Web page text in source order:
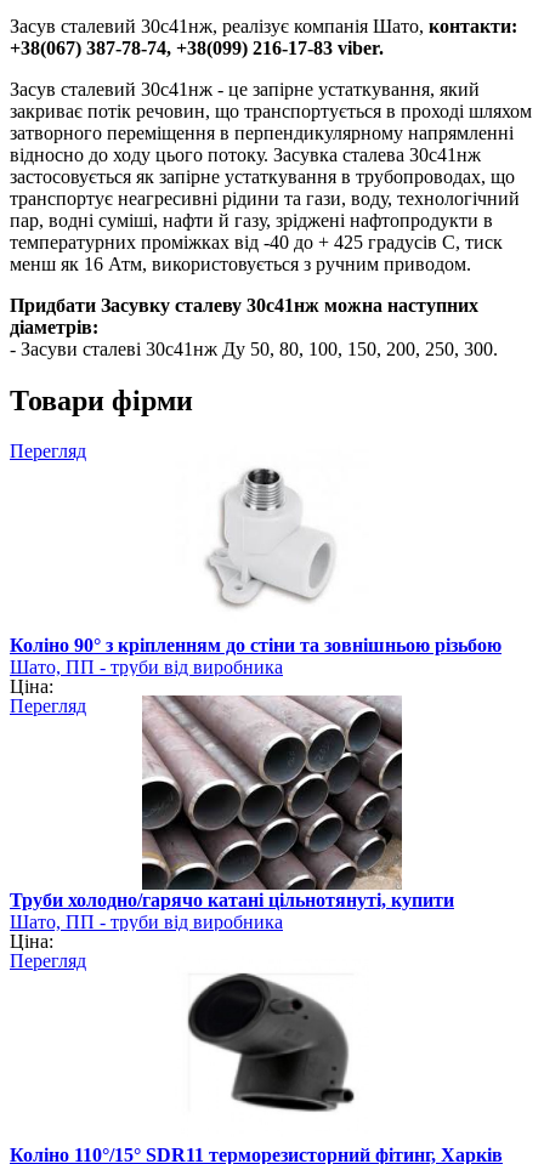
Засув сталевий 30с41нж, реалізує компанія Шато, контакти:
+38(067) 387-78-74, +38(099) 216-17-83 viber.
Засув сталевий 30с41нж - це запірне устаткування, який
закриває потік речовин, що транспортується в проході шляхом
затворного переміщення в перпендикулярному напрямленні
відносно до ходу цього потоку. Засувка сталева 30с41нж
застосовується як запірне устаткування в трубопроводах, що
транспортує неагресивні рідини та гази, воду, технологічний
пар, водні суміші, нафти й газу, зріджені нафтопродукти в
температурних проміжках від -40 до + 425 градусів С, тиск
менш як 16 Атм, використовується з ручним приводом.
Придбати Засувку сталеву 30с41нж можна наступних
діаметрів:
- Засуви сталеві 30с41нж Ду 50, 80, 100, 150, 200, 250, 300.
Товари фірми
Перегляд
Коліно 90° з кріпленням до стіни та зовнішньою різьбою
Шато, ПП - труби від виробника
Ціна:
Перегляд
Труби холодно/гарячо катані цільнотянуті, купити
Шато, ПП - труби від виробника
Ціна:
Перегляд
Коліно 110°/15° SDR11 терморезисторний фітинг, Харків